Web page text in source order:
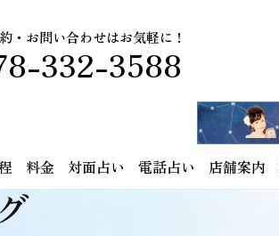
・お問い合わせはお気軽に！
332-3588
料金 対面占い 電話占い 店舗案内